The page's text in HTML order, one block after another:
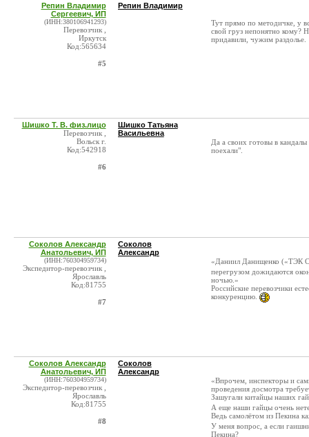
Репин Владимир
Сергеевич, ИП
(ИНН:380106941293)
Перевозчик ,
Иркутск
Код:565634
#5
Репин Владимир
Тут прямо по методичке, у
свой груз непонятно кому?
придавили, чужим раздолье.
Шишко Т. В. физ.лицо
Перевозчик ,
Вольск г.
Код:542918
#6
Шишко Татьяна
Васильевна
Да а своих готовы в
поехали".
Соколов Александр
Анатольевич, ИП
(ИНН:760304959734)
Экспедитор-перевозчик ,
Ярославль
Код:81755
#7
Соколов
Александр
«Даниил Данищенко («ТЭК
перегрузом дожидаются
ночью.»
Российские перевозчики
конкуренцию.
Соколов Александр
Анатольевич, ИП
(ИНН:760304959734)
Экспедитор-перевозчик ,
Ярославль
Код:81755
#8
Соколов
Александр
«Впрочем, инспекторы и
проведения досмотра
Зашугали китайцы наших
А еще наши гайцы очень
Ведь самолётом из Пекина
У меня вопрос, а если
Пекина?